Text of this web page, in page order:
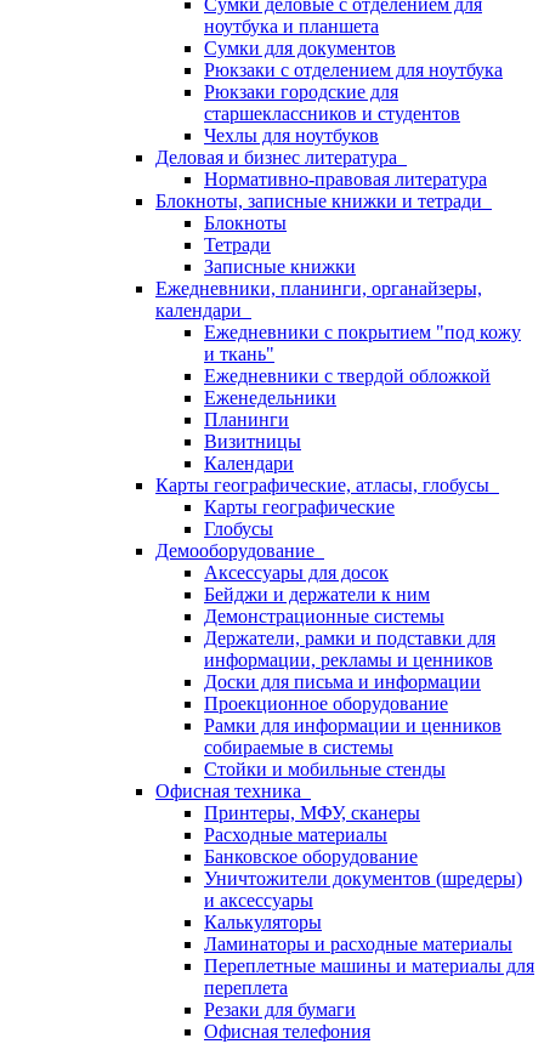
Сумки деловые с отделением для
ноутбука и планшета
Сумки для документов
Рюкзаки с отделением для ноутбука
Рюкзаки городские для
старшеклассников и студентов
Чехлы для ноутбуков
Деловая и бизнес литература
Нормативно-правовая литература
Блокноты, записные книжки и тетради
Блокноты
Тетради
Записные книжки
Ежедневники, планинги, органайзеры,
календари
Ежедневники с покрытием "под кожу
и ткань"
Ежедневники с твердой обложкой
Еженедельники
Планинги
Визитницы
Календари
Карты географические, атласы, глобусы
Карты географические
Глобусы
Демооборудование
Аксессуары для досок
Бейджи и держатели к ним
Демонстрационные системы
Держатели, рамки и подставки для
информации, рекламы и ценников
Доски для письма и информации
Проекционное оборудование
Рамки для информации и ценников
собираемые в системы
Стойки и мобильные стенды
Офисная техника
Принтеры, МФУ, сканеры
Расходные материалы
Банковское оборудование
Уничтожители документов (шредеры)
и аксессуары
Калькуляторы
Ламинаторы и расходные материалы
Переплетные машины и материалы для
переплета
Резаки для бумаги
Офисная телефония